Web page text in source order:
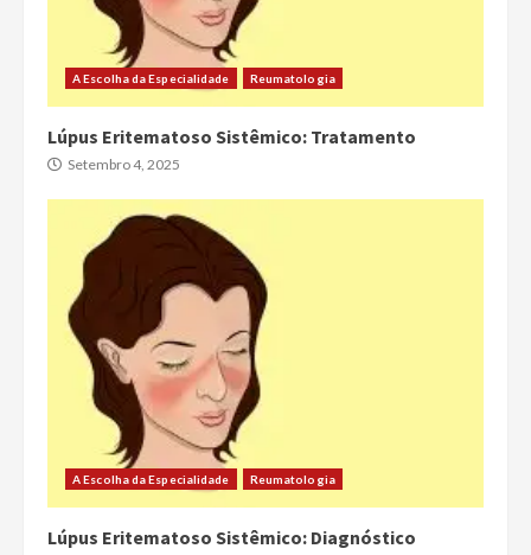
A Escolha da Especialidade Reumatologia
Lúpus Eritematoso Sistêmico: Tratamento
Setembro 4, 2025
A Escolha da Especialidade Reumatologia
Lúpus Eritematoso Sistêmico: Diagnóstico